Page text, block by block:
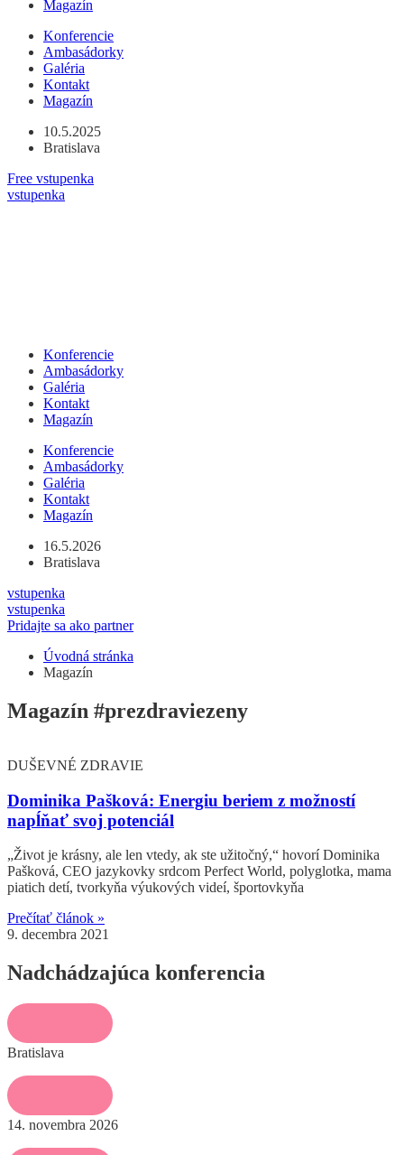
obsah
Magazín
Konferencie
Ambasádorky
Galéria
Kontakt
Magazín
10.5.2025
Bratislava
Free vstupenka
vstupenka
Konferencie
Ambasádorky
Galéria
Kontakt
Magazín
Konferencie
Ambasádorky
Galéria
Kontakt
Magazín
16.5.2026
Bratislava
vstupenka
vstupenka
Pridajte sa ako partner
Úvodná stránka
Magazín
Magazín #prezdraviezeny
DUŠEVNÉ ZDRAVIE
Dominika Pašková: Energiu beriem z možností
napĺňať svoj potenciál
„Život je krásny, ale len vtedy, ak ste užitočný,“ hovorí Dominika
Pašková, CEO jazykovky srdcom Perfect World, polyglotka, mama
piatich detí, tvorkyňa výukových videí, športovkyňa
Prečítať článok »
9. decembra 2021
Nadchádzajúca konferencia
Bratislava
14. novembra 2026